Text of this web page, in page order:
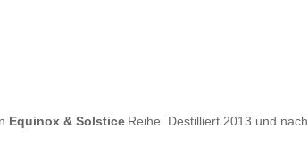
Equinox & Solstice Reihe. Destilliert 2013 und nach